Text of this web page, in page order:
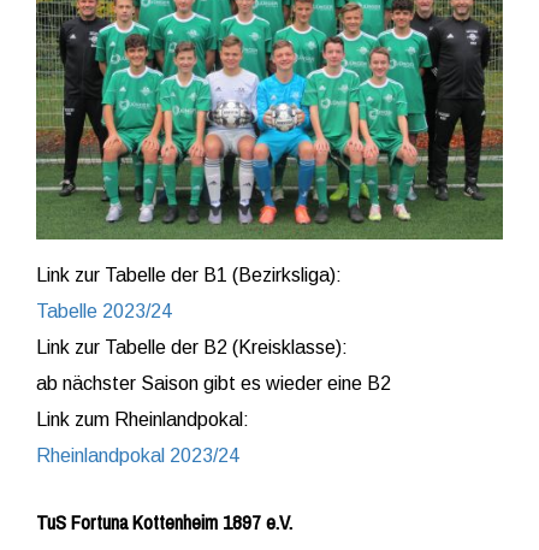
Link zur Tabelle der B1 (Bezirksliga):
Tabelle 2023/24
Link zur Tabelle der B2 (Kreisklasse):
ab nächster Saison gibt es wieder eine B2
Link zum Rheinlandpokal:
Rheinlandpokal 2023/24
TuS Fortuna Kottenheim 1897 e.V.